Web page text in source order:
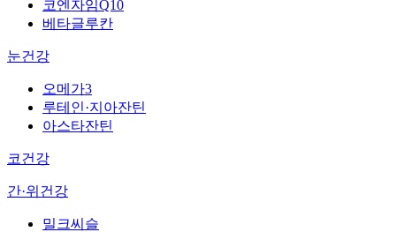
코엔자임Q10
베타글루칸
눈건강
오메가3
루테인·지아잔틴
아스타잔틴
코건강
간·위건강
밀크씨슬